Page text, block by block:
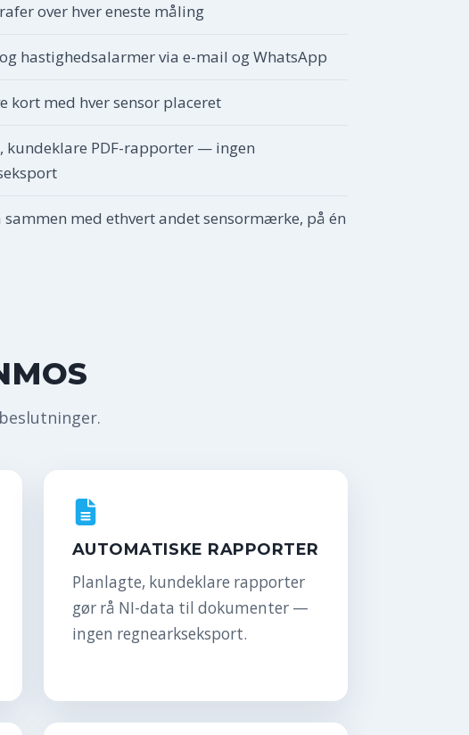
over hver eneste måling
hastighedsalarmer via e-mail og WhatsApp
kort med hver sensor placeret
kundeklare PDF-rapporter — ingen
sammen med ethvert andet sensormærke, på én
AUTOMATISKE RAPPORTER
Planlagte, kundeklare rapporter
gør rå NI-data til dokumenter —
ingen regnearkseksport.